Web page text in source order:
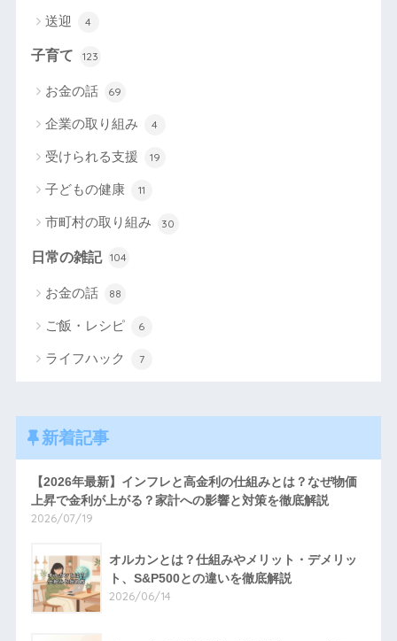
送迎 4
子育て 123
お金の話 69
企業の取り組み 4
受けられる支援 19
子どもの健康 11
市町村の取り組み 30
日常の雑記 104
お金の話 88
ご飯・レシピ 6
ライフハック 7
新着記事
【2026年最新】インフレと高金利の仕組みとは？なぜ物価
上昇で金利が上がる？家計への影響と対策を徹底解説
2026/07/19
オルカンとは？仕組みやメリット・デメリッ
ト、S&P500との違いを徹底解説
2026/06/14